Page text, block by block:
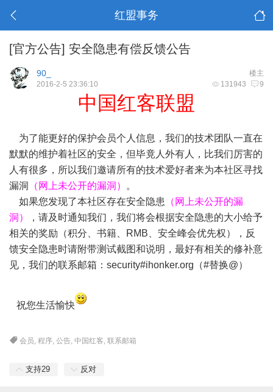
红盟事务
[官方公告] 安全隐患有偿反馈公告
楼主
90_
131943 9
2016-2-5 23:36:10
中国红客联盟
为了能更好的保护会员个人信息，我们的技术团队一直在
默默的维护着社区的安全，但毕竟人外有人，比我们厉害的
人有很多，所以我们邀请所有的技术爱好者来为本社区寻找
漏洞
（网上未公开的漏洞）
。
如果您发现了本社区存在安全隐患
（网上未公开的漏
洞）
，请及时通知我们，我们将会根据安全隐患的大小给予
相关的奖励（积分、书籍、RMB、安全峰会优先权），反
馈安全隐患时请附带测试截图和说明，最好有相关的修补意
见，我们的联系邮箱：security#ihonker.org（#替换@）
祝您生活愉快
会员,程序,公告,中国红客,联系邮箱
支持29 反对